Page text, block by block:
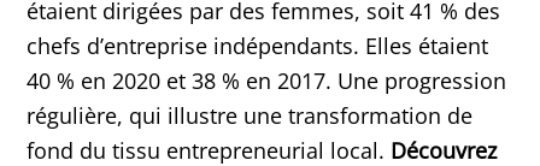
étaient dirigées par des femmes, soit 41 % des
chefs d’entreprise indépendants. Elles étaient
40 % en 2020 et 38 % en 2017. Une progression
régulière, qui illustre une transformation de
fond du tissu entrepreneurial local. Découvrez